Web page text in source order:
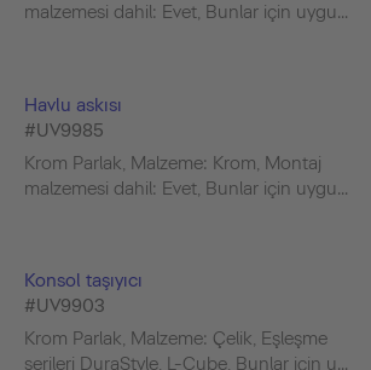
malzemesi dahil: Evet, Bunlar için uygu...
Havlu askısı
#UV9985
Krom Parlak, Malzeme: Krom, Montaj
malzemesi dahil: Evet, Bunlar için uygu...
Konsol taşıyıcı
#UV9903
Krom Parlak, Malzeme: Çelik, Eşleşme
serileri DuraStyle, L-Cube, Bunlar için u...